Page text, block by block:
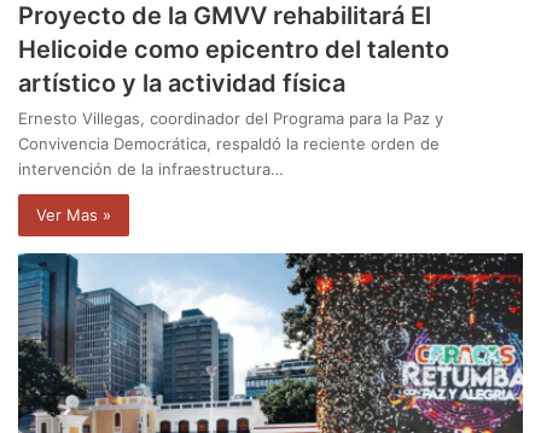
Proyecto de la GMVV rehabilitará El
Helicoide como epicentro del talento
artístico y la actividad física
Ernesto Villegas, coordinador del Programa para la Paz y
Convivencia Democrática, respaldó la reciente orden de
intervención de la infraestructura…
Ver Mas »